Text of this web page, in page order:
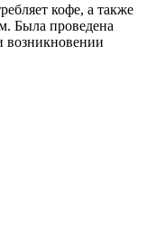
кофе, а также
Была проведена
возникновении